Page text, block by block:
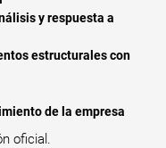
y respuesta a
estructurales con
de la empresa
oficial.